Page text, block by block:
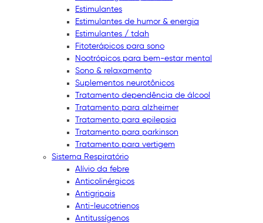
Estimulantes
Estimulantes de humor & energia
Estimulantes / tdah
Fitoterápicos para sono
Nootrópicos para bem-estar mental
Sono & relaxamento
Suplementos neurotônicos
Tratamento dependência de álcool
Tratamento para alzheimer
Tratamento para epilepsia
Tratamento para parkinson
Tratamento para vertigem
Sistema Respiratório
Alívio da febre
Anticolinérgicos
Antigripais
Anti-leucotrienos
Antitussígenos